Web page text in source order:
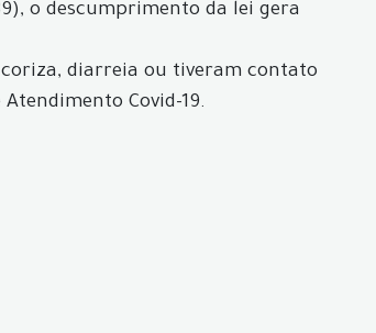
o descumprimento da lei gera
diarreia ou tiveram contato
Covid-19.